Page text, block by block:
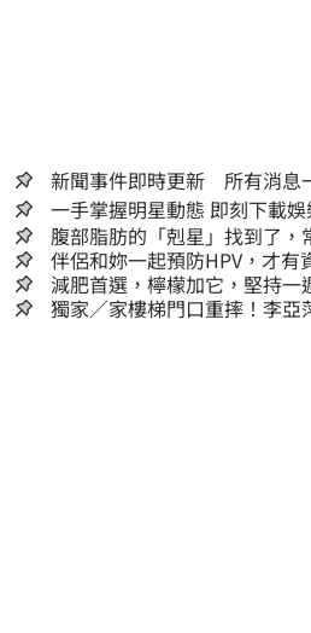
新聞事件即時更新 所有消息
一手掌握明星動態
腹部脂肪的「剋星」找到了
囊，瘦出小蠻腰
伴侶和妳一起預防HPV，才有
減肥首選，檸檬加它，堅持一
人生
獨家／家樓梯門口重摔！李